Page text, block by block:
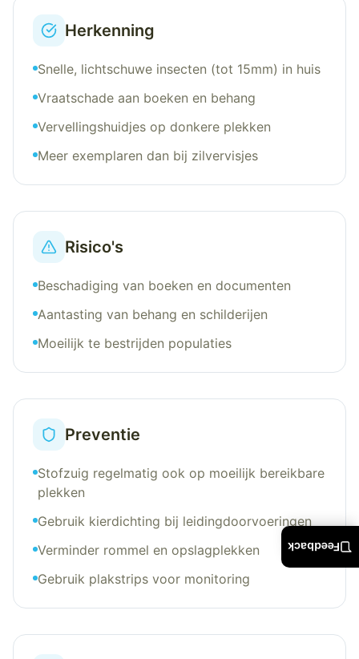
Feedback
Herkenning
Snelle, lichtschuwe insecten (tot 15mm) in huis
Vraatschade aan boeken en behang
Vervellingshuidjes op donkere plekken
Meer exemplaren dan bij zilvervisjes
Risico's
Beschadiging van boeken en documenten
Aantasting van behang en schilderijen
Moeilijk te bestrijden populaties
Preventie
Stofzuig regelmatig ook op moeilijk bereikbare
plekken
Gebruik kierdichting bij leidingdoorvoeringen
Verminder rommel en opslagplekken
Gebruik plakstrips voor monitoring